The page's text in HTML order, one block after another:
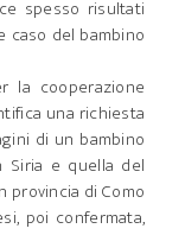
spesso risultati
caso del bambino
la cooperazione
una richiesta
di un bambino
Siria e quella del
provincia di Como
poi confermata,